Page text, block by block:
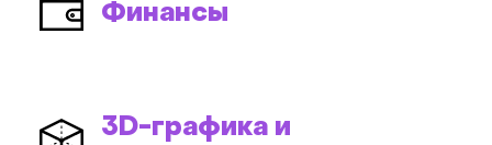
Финансы
3D-графика и